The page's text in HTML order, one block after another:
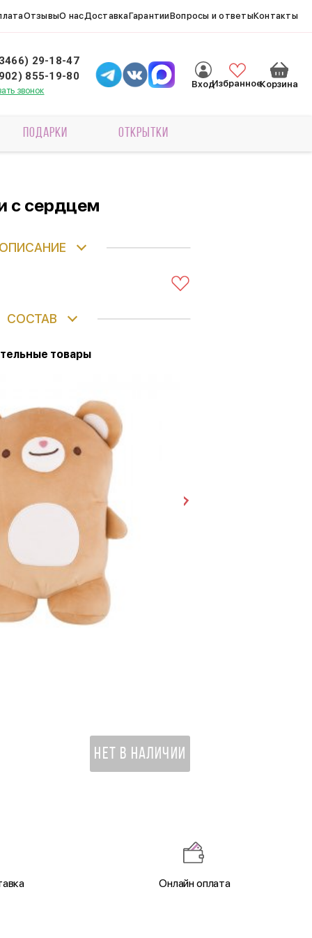
ОтзывыО насДоставкаГарантииВопросы и ответыКонтакты
29-18-47
855-19-80
звонок
ВходИзбранноеКорзина
ПОДАРКИ ОТКРЫТКИ
с сердцем
ОПИСАНИЕ
СОСТАВ
товары
НЕТ В НАЛИЧИИ
Онлайн оплата